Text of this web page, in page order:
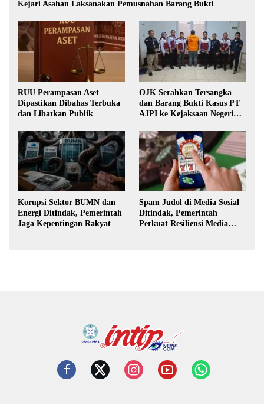
Kejari Asahan Laksanakan Pemusnahan Barang Bukti
RUU Perampasan Aset
Dipastikan Dibahas Terbuka
dan Libatkan Publik
OJK Serahkan Tersangka
dan Barang Bukti Kasus PT
AJPI ke Kejaksaan Negeri
Korupsi Sektor BUMN dan
Energi Ditindak, Pemerintah
Jaga Kepentingan Rakyat
Spam Judol di Media Sosial
Ditindak, Pemerintah
Perkuat Resiliensi Media